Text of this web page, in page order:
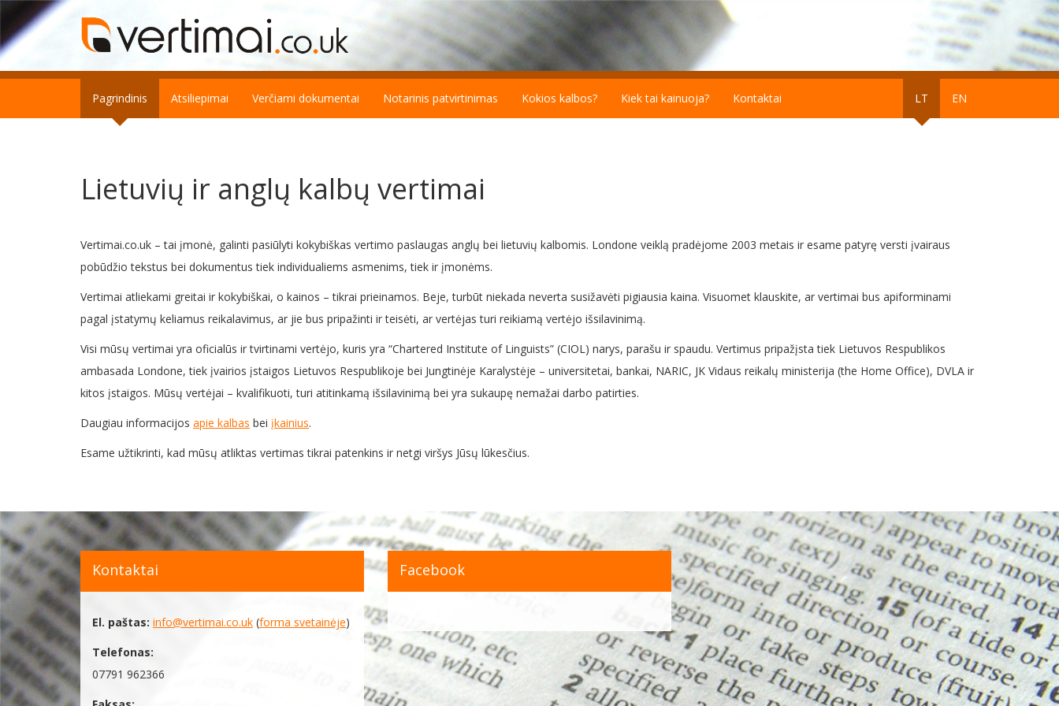
Pagrindinis Atsiliepimai Verčiami dokumentai Notarinis patvirtinimas Kokios kalbos? Kiek tai kainuoja? Kontaktai LT EN
Lietuvių ir anglų kalbų vertimai
Vertimai.co.uk – tai įmonė, galinti pasiūlyti kokybiškas vertimo paslaugas anglų bei lietuvių kalbomis. Londone veiklą pradėjome 2003 metais ir esame patyrę versti įvairaus
pobūdžio tekstus bei dokumentus tiek individualiems asmenims, tiek ir įmonėms.
Vertimai atliekami greitai ir kokybiškai, o kainos – tikrai prieinamos. Beje, turbūt niekada neverta susižavėti pigiausia kaina. Visuomet klauskite, ar vertimai bus apiforminami
pagal įstatymų keliamus reikalavimus, ar jie bus pripažinti ir teisėti, ar vertėjas turi reikiamą vertėjo išsilavinimą.
Visi mūsų vertimai yra oficialūs ir tvirtinami vertėjo, kuris yra “Chartered Institute of Linguists” (CIOL) narys, parašu ir spaudu. Vertimus pripažįsta tiek Lietuvos Respublikos
ambasada Londone, tiek įvairios įstaigos Lietuvos Respublikoje bei Jungtinėje Karalystėje – universitetai, bankai, NARIC, JK Vidaus reikalų ministerija (the Home Office), DVLA ir
kitos įstaigos. Mūsų vertėjai – kvalifikuoti, turi atitinkamą išsilavinimą bei yra sukaupę nemažai darbo patirties.
Daugiau informacijos apie kalbas bei įkainius.
Esame užtikrinti, kad mūsų atliktas vertimas tikrai patenkins ir netgi viršys Jūsų lūkesčius.
Kontaktai
El. paštas: info@vertimai.co.uk (forma svetainėje)
Telefonas:
07791 962366
Facebook